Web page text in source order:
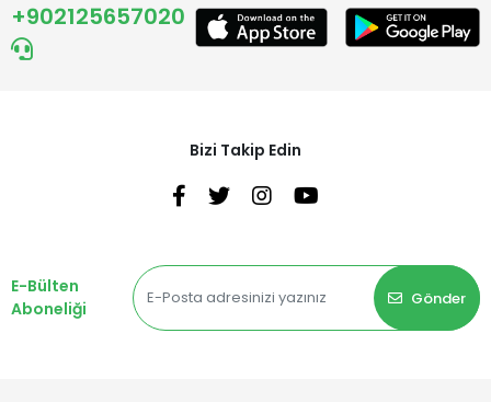
+902125657020
Bizi Takip Edin
E-Bülten
Aboneliği
Gönder